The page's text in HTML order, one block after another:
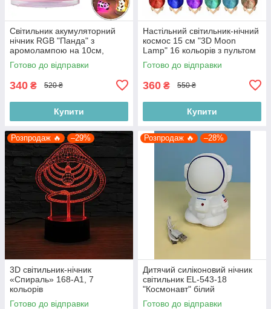
Світильник акумуляторний
нічник RGB "Панда" з
аромолампою на 10см,
рожевий
Готово до відправки
340 ₴ 520 ₴
Купити
Настільний світильник-нічний
космос 15 см "3D Moon
Lamp" 16 кольорів з пультом
(не акумуляторний),
різнокольоровий
Готово до відправки
360 ₴ 550 ₴
Купити
Розпродаж 🔥 –29%
3D світильник-нічник
«Спираль» 168-A1, 7
кольорів
Готово до відправки
Розпродаж 🔥 –28%
Дитячий силіконовий нічник
світильник EL-543-18
"Космонавт" білий
Готово до відправки